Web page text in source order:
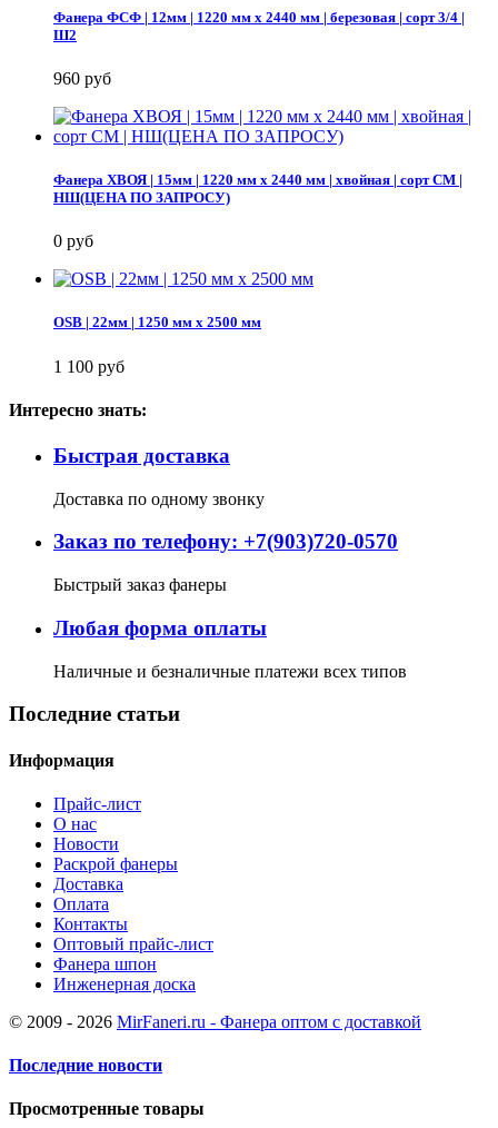
Фанера ФСФ | 12мм | 1220 мм х 2440 мм | березовая | сорт 3/4 |
Ш2
960 руб
Фанера ХВОЯ | 15мм | 1220 мм х 2440 мм | хвойная | сорт СМ |
НШ(ЦЕНА ПО ЗАПРОСУ)
0 руб
OSB | 22мм | 1250 мм х 2500 мм
1 100 руб
Интересно знать:
Быстрая доставка
Доставка по одному звонку
Заказ по телефону: +7(903)720-0570
Быстрый заказ фанеры
Любая форма оплаты
Наличные и безналичные платежи всех типов
Последние статьи
Информация
Прайс-лист
О нас
Новости
Раскрой фанеры
Доставка
Оплата
Контакты
Оптовый прайс-лист
Фанера шпон
Инженерная доска
© 2009 - 2026 MirFaneri.ru - Фанера оптом с доставкой
Последние новости
Просмотренные товары